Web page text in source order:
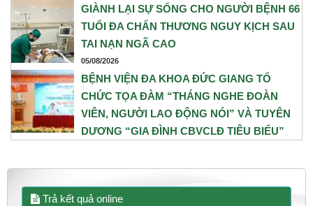
GIÀNH LẠI SỰ SỐNG CHO NGƯỜI BỆNH 66
TUỔI ĐA CHẤN THƯƠNG NGUY KỊCH SAU
TAI NẠN NGÃ CAO
05/08/2026
BỆNH VIỆN ĐA KHOA ĐỨC GIANG TỔ
CHỨC TỌA ĐÀM “THÁNG NGHE ĐOÀN
VIÊN, NGƯỜI LAO ĐỘNG NÓI” VÀ TUYÊN
DƯƠNG “GIA ĐÌNH CBVCLĐ TIÊU BIỂU”
Trả kết quả online